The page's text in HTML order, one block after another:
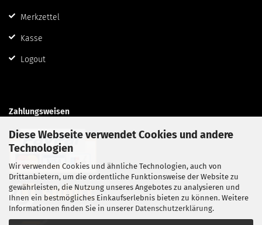
Diese Webseite verwendet Cookies und andere
Technologien
Wir verwenden Cookies und ähnliche Technologien, auch von
Drittanbietern, um die ordentliche Funktionsweise der Website zu
gewährleisten, die Nutzung unseres Angebotes zu analysieren und
Ihnen ein bestmögliches Einkaufserlebnis bieten zu können. Weitere
Informationen finden Sie in unserer Datenschutzerklärung.
Merkzettel
Kasse
Logout
Zahlungsweisen